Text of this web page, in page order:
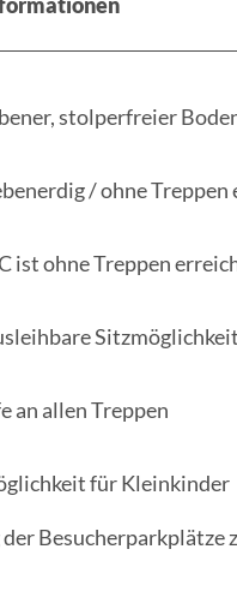
stolperfreier
/ ohne Treppen
ist ohne Treppen
an allen Treppen
für Kleinkinder
Besucherparkplätze